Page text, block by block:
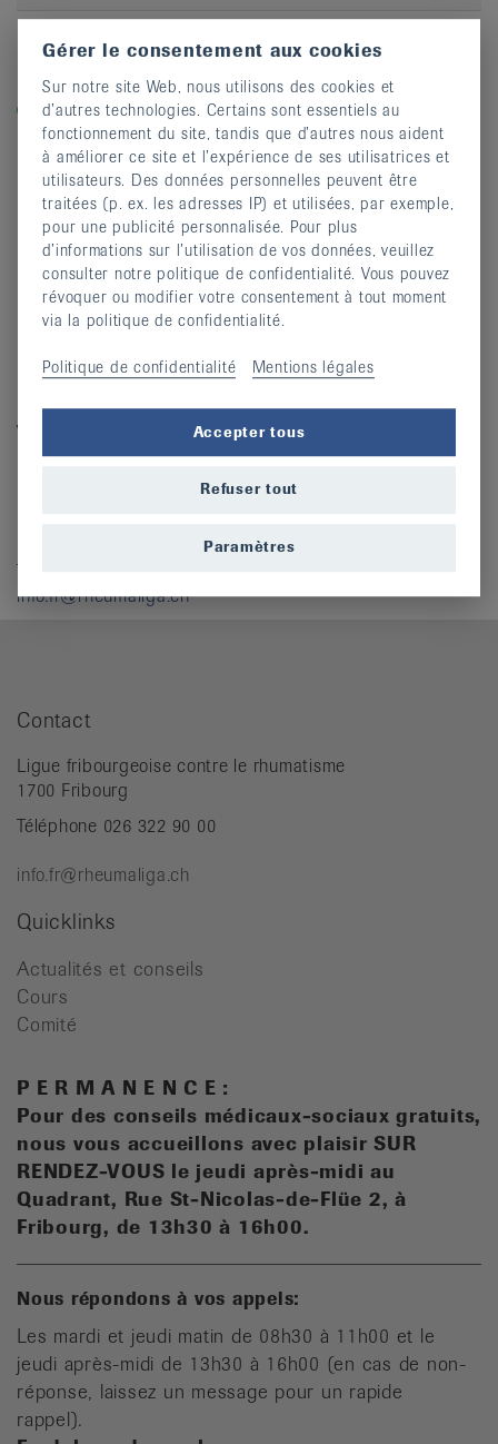
Légende
Dans les cours labellisés «equilibre-en-marche.ch», vous
entraînez la force, l’équilibre et la dynamique et prévenez
ainsi les chutes.
Vous avez des questions?
Téléphone 026 322 90 00
info.fr@rheumaliga.ch
Contact
Ligue fribourgeoise contre le rhumatisme
1700 Fribourg
Téléphone 026 322 90 00
info.fr@rheumaliga.ch
Quicklinks
Actualités et conseils
Cours
Comité
P E R M A N E N C E :
Pour des conseils médicaux-sociaux gratuits,
nous vous accueillons avec plaisir SUR
RENDEZ-VOUS le jeudi après-midi au
Quadrant, Rue St-Nicolas-de-Flüe 2, à
Fribourg, de 13h30 à 16h00.
Nous répondons à vos appels:
Les mardi et jeudi matin de 08h30 à 11h00 et le
jeudi après-midi de 13h30 à 16h00 (en cas de non-
réponse, laissez un message pour un rapide
rappel).
Gérer le consentement aux cookies
Sur notre site Web, nous utilisons des cookies et
d’autres technologies. Certains sont essentiels au
fonctionnement du site, tandis que d’autres nous aident
à améliorer ce site et l’expérience de ses utilisatrices et
utilisateurs. Des données personnelles peuvent être
traitées (p. ex. les adresses IP) et utilisées, par exemple,
pour une publicité personnalisée. Pour plus
d’informations sur l’utilisation de vos données, veuillez
consulter notre politique de confidentialité. Vous pouvez
révoquer ou modifier votre consentement à tout moment
via la politique de confidentialité.
Politique de confidentialité Mentions légales
Accepter tous
Refuser tout
Paramètres